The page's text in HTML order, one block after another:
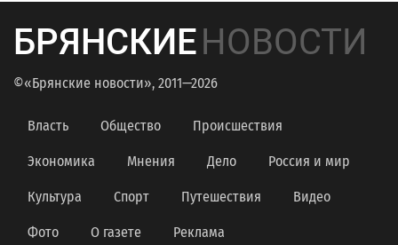
БРЯНСКИЕНОВОСТИ
©«Брянские новости», 2011—2026
Власть Общество Происшествия
Экономика Мнения Дело Россия и мир
Культура Спорт Путешествия Видео
Фото О газете Реклама